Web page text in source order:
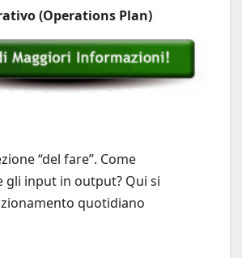
(Operations Plan)
“del fare”. Come
input in output? Qui si
quotidiano